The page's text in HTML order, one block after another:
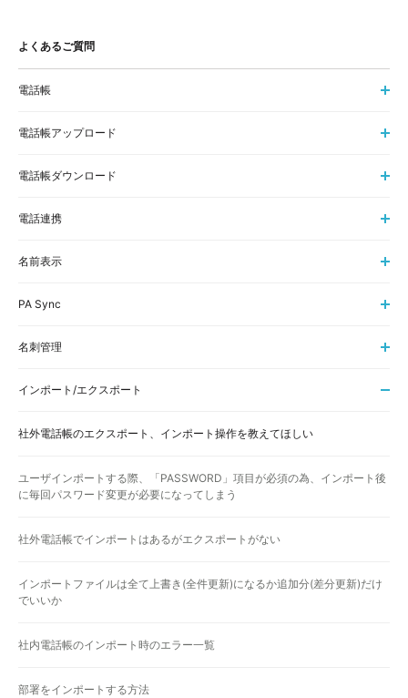
よくあるご質問
電話帳
電話帳アップロード
電話帳ダウンロード
電話連携
名前表示
PA Sync
名刺管理
インポート/エクスポート
社外電話帳のエクスポート、インポート操作を教えてほしい
ユーザインポートする際、「PASSWORD」項目が必須の為、インポート後
に毎回パスワード変更が必要になってしまう
社外電話帳でインポートはあるがエクスポートがない
インポートファイルは全て上書き(全件更新)になるか追加分(差分更新)だけ
でいいか
社内電話帳のインポート時のエラー一覧
部署をインポートする方法